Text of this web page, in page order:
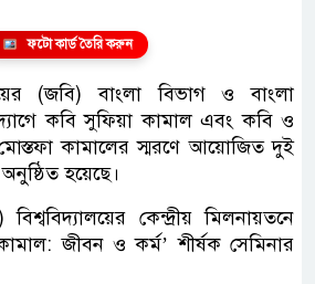
ফটো কার্ড তৈরি করুন
(জবি) বাংলা বিভাগ ও বাংলা
কবি সুফিয়া কামাল এবং কবি ও
কামালের স্মরণে আয়োজিত দুই
হয়েছে।
কেন্দ্রীয় মিলনায়তনে
জীবন ও কর্ম’ শীর্ষক সেমিনার